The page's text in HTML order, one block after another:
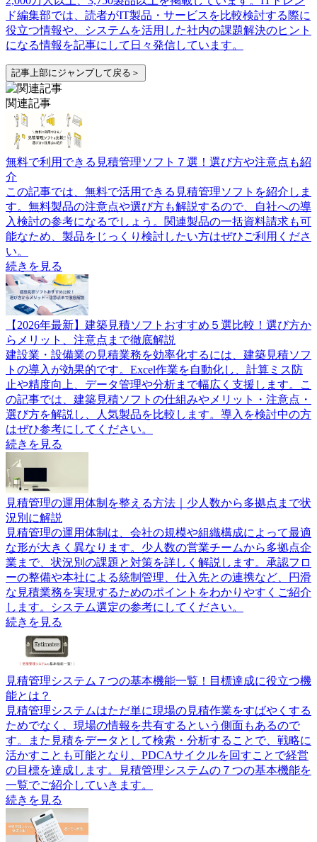
ド編集部では、読者がIT製品・サービスを比較検討する際に
役立つ情報や、システムを活用した社内の課題解決のヒント
になる情報を記事にして日々発信しています。
記事上部にジャンプして戻る＞
関連記事
無料で利用できる見積管理ソフト７選！選び方や注意点も紹
介
この記事では、無料で活用できる見積管理ソフトを紹介しま
す。無料製品の注意点や選び方も解説するので、自社への導
入検討の参考になるでしょう。関連製品の一括資料請求も可
能なため、製品をじっくり検討したい方はぜひご利用くださ
い。
続きを見る
【2026年最新】建築見積ソフトおすすめ５選比較！選び方か
らメリット、注意点まで徹底解説
建設業・設備業の見積業務を効率化するには、建築見積ソフ
トの導入が効果的です。Excel作業を自動化し、計算ミス防
止や精度向上、データ管理や分析まで幅広く支援します。こ
の記事では、建築見積ソフトの仕組みやメリット・注意点・
選び方を解説し、人気製品を比較します。導入を検討中の方
はぜひ参考にしてください。
続きを見る
見積管理の運用体制を整える方法｜少人数から多拠点まで状
況別に解説
見積管理の運用体制は、会社の規模や組織構成によって最適
な形が大きく異なります。少人数の営業チームから多拠点企
業まで、状況別の課題と対策を詳しく解説します。承認フロ
ーの整備や本社による統制管理、仕入先との連携など、円滑
な見積業務を実現するためのポイントをわかりやすくご紹介
します。システム選定の参考にしてください。
続きを見る
見積管理システム７つの基本機能一覧！目標達成に役立つ機
能とは？
見積管理システムはただ単に現場の見積作業をすばやくする
ためでなく、現場の情報を共有するという側面もあるので
す。また見積をデータとして検索・分析することで、戦略に
活かすことも可能となり、PDCAサイクルを回すことで経営
の目標を達成します。見積管理システムの７つの基本機能を
一覧でご紹介していきます。
続きを見る